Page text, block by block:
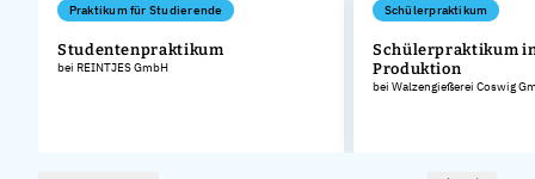
Praktikum für Studierende
Studentenpraktikum
bei REINTJES GmbH
Schülerpraktikum
Schülerpraktikum
Produktion
bei Walzengießerei Coswig